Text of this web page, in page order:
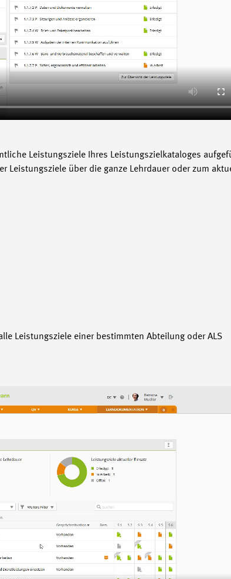
Leistungsziele Ihres Leistungszielkataloges
Leistungsziele über die ganze Lehrdauer oder zum
Leistungsziele einer bestimmten Abteilung oder ALS